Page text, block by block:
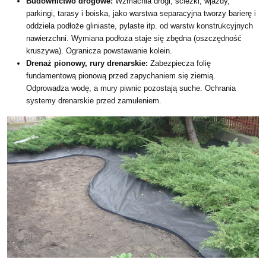
parkingi, tarasy i boiska, jako warstwa separacyjna tworzy barierę i
oddziela podłoże gliniaste, pylaste itp. od warstw konstrukcyjnych
nawierzchni. Wymiana podłoża staje się zbędna (oszczędność
kruszywa). Ogranicza powstawanie kolein.
Drenaż pionowy, rury drenarskie: Zabezpiecza folię
fundamentową pionową przed zapychaniem się ziemią.
Odprowadza wodę, a mury piwnic pozostają suche. Ochrania
systemy drenarskie przed zamuleniem.